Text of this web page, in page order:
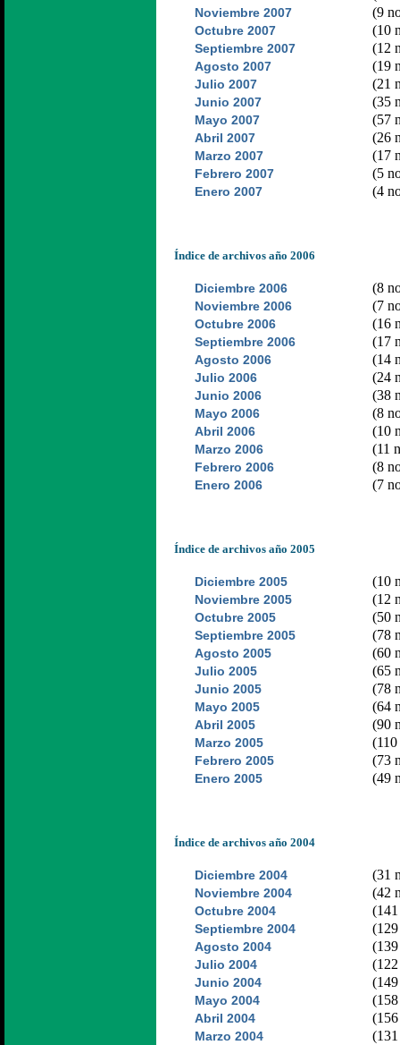
Noviembre 2007 (9
Octubre 2007 (10
Septiembre 2007 (12
Agosto 2007 (19
Julio 2007 (21
Junio 2007 (35
Mayo 2007 (57
Abril 2007 (26
Marzo 2007 (17
Febrero 2007 (5
Enero 2007 (4
Índice de archivos año 2006
Diciembre 2006 (8
Noviembre 2006 (7
Octubre 2006 (16
Septiembre 2006 (17
Agosto 2006 (14
Julio 2006 (24
Junio 2006 (38
Mayo 2006 (8
Abril 2006 (10
Marzo 2006 (11
Febrero 2006 (8
Enero 2006 (7
Índice de archivos año 2005
Diciembre 2005 (10
Noviembre 2005 (12
Octubre 2005 (50
Septiembre 2005 (78
Agosto 2005 (60
Julio 2005 (65
Junio 2005 (78
Mayo 2005 (64
Abril 2005 (90
Marzo 2005
Febrero 2005 (73
Enero 2005 (49
Índice de archivos año 2004
Diciembre 2004 (31
Noviembre 2004 (42
Octubre 2004
Septiembre 2004
Agosto 2004
Julio 2004
Junio 2004
Mayo 2004
Abril 2004
Marzo 2004